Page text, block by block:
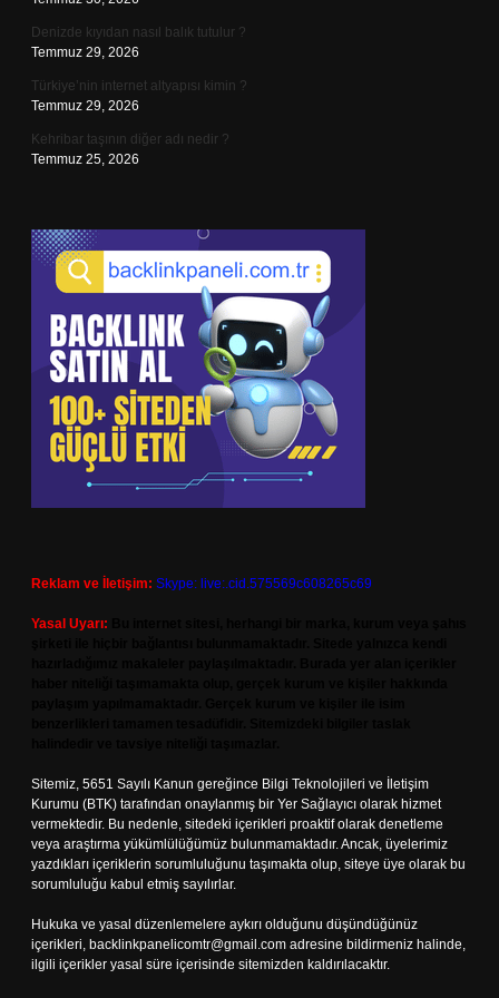
Denizde kıyıdan nasıl balık tutulur ?
Temmuz 29, 2026
Türkiye’nin internet altyapısı kimin ?
Temmuz 29, 2026
Kehribar taşının diğer adı nedir ?
Temmuz 25, 2026
Reklam ve İletişim: Skype: live:.cid.575569c608265c69
Yasal Uyarı:
Sitemiz, 5651 Sayılı Kanun gereğince Bilgi Teknolojileri ve İletişim
Kurumu (BTK) tarafından onaylanmış bir Yer Sağlayıcı olarak hizmet
vermektedir. Bu nedenle, sitedeki içerikleri proaktif olarak denetleme
veya araştırma yükümlülüğümüz bulunmamaktadır. Ancak, üyelerimiz
yazdıkları içeriklerin sorumluluğunu taşımakta olup, siteye üye olarak bu
sorumluluğu kabul etmiş sayılırlar.
Hukuka ve yasal düzenlemelere aykırı olduğunu düşündüğünüz
içerikleri, backlinkpanelicomtr@gmail.com adresine bildirmeniz halinde,
ilgili içerikler yasal süre içerisinde sitemizden kaldırılacaktır.